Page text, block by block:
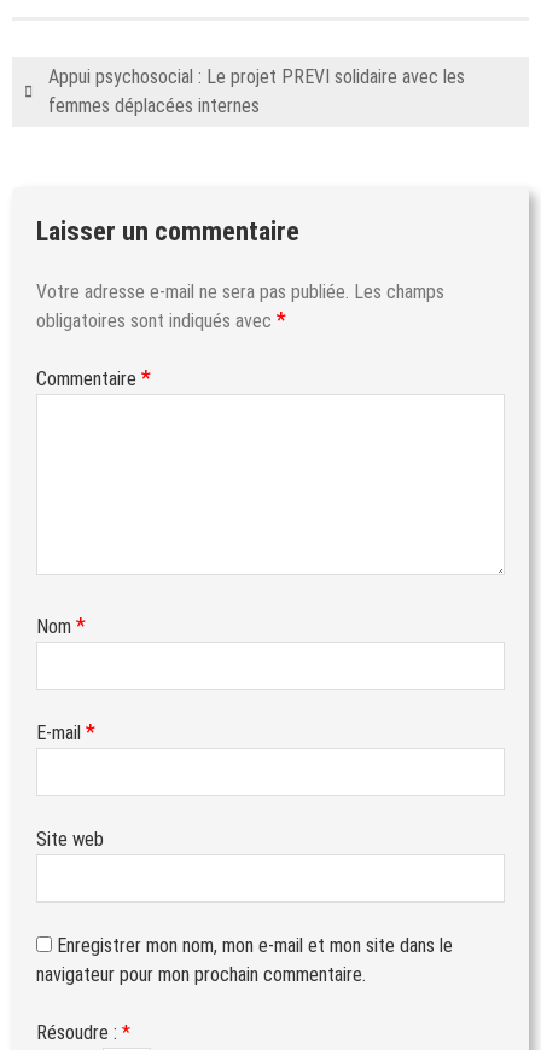
Appui psychosocial : Le projet PREVI solidaire avec les
femmes déplacées internes
Laisser un commentaire
Votre adresse e-mail ne sera pas publiée. Les champs
obligatoires sont indiqués avec *
Commentaire *
Nom *
E-mail *
Site web
Enregistrer mon nom, mon e-mail et mon site dans le
navigateur pour mon prochain commentaire.
Résoudre : *